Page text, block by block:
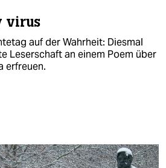
virus
auf der Wahrheit: Diesmal
Leserschaft an einem Poem über
erfreuen.